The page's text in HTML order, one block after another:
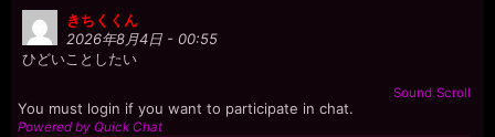
きちくくん
2026年8月4日 - 00:55
ひどいことしたい
Scroll
Sound
You must login if you want to participate in chat.
Powered by Quick Chat